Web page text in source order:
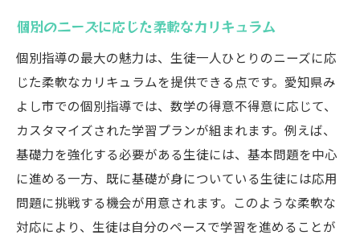
個別のニーズに応じた柔軟なカリキュラム
個別指導の最大の魅力は、生徒一人ひとりのニーズに応
じた柔軟なカリキュラムを提供できる点です。愛知県み
よし市での個別指導では、数学の得意不得意に応じて、
カスタマイズされた学習プランが組まれます。例えば、
基礎力を強化する必要がある生徒には、基本問題を中心
に進める一方、既に基礎が身についている生徒には応用
問題に挑戦する機会が用意されます。このような柔軟な
対応により、生徒は自分のペースで学習を進めることが